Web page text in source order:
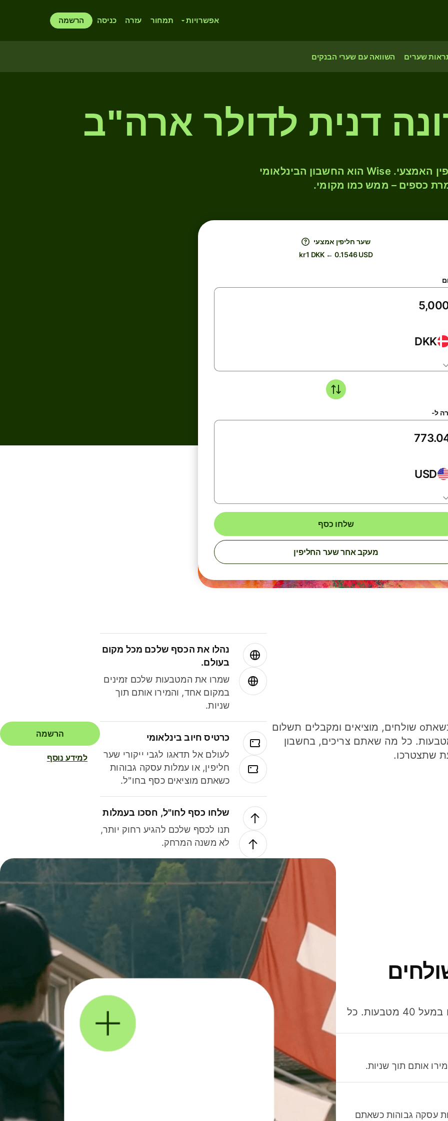
אפשרויות תמחור עזרה כניסה הרשמה
שערים השוואה עם שערי הבנקים
המירו DKK ל- USD לפי שער החליפין האמצעי. Wise הוא החשבון הבינלאומי
כספים – ממש כמו מקומי.
שער חליפין אמצעי
kr1 DKK ← 0.1546 USD
DKK
ל-
USD
שלחו כסף
מעקב אחר שער החליפין
חסכו כסף כשאתo שולחים, מוציאים ומקבלים תשלום
40 מטבעות. כל מה שאתם צריכים, בחשבון
שתצטרכו.
נהלו את הכסף שלכם מכל מקום
בעולם.
שמרו את המטבעות שלכם זמינים
במקום אחד, והמירו אותם תוך
שניות.
כרטיס חיוב בינלאומי
לעולם אל תדאגו לגבי ייקורי שער
חליפין, או עמלות עסקה גבוהות
כשאתם מוציאים כסף בחו"ל.
שלחו כסף לחו"ל, חסכו בעמלות
תנו לכסף שלכם להגיע רחוק יותר,
לא משנה המרחק.
הרשמה
למידע נוסף
חסכו כסף כשאתo שולחים, מוציאים ומקבלים תשלום במעל 40 מטבעות. כל
אותם תוך שניות.
עסקה גבוהות כשאתם